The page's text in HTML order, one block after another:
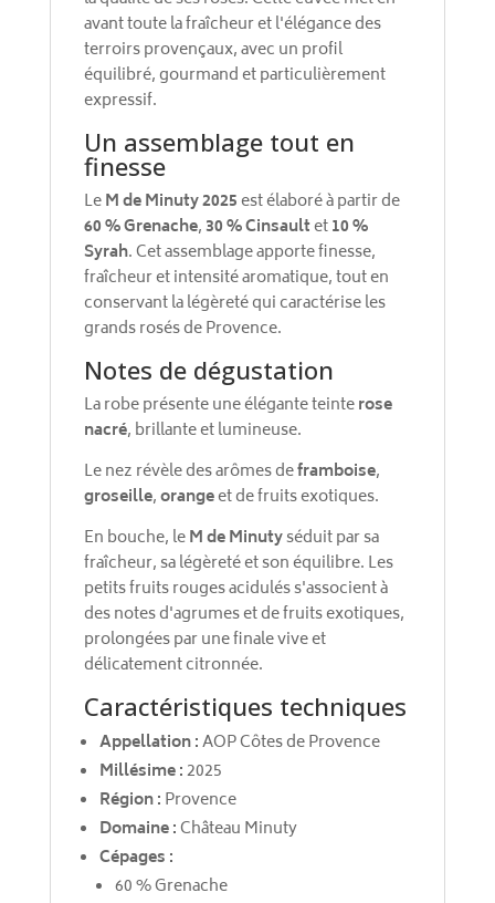
avant toute la fraîcheur et l'élégance des
terroirs provençaux, avec un profil
équilibré, gourmand et particulièrement
expressif.
Un assemblage tout en
finesse
LeM de Minuty 2025est élaboré à partir de
60 % Grenache,30 % Cinsaultet10 %
Syrah. Cet assemblage apporte finesse,
fraîcheur et intensité aromatique, tout en
conservant la légèreté qui caractérise les
grands rosés de Provence.
Notes de dégustation
La robe présente une élégante teinterose
nacré, brillante et lumineuse.
Le nez révèle des arômes deframboise,
groseille,orangeet de fruits exotiques.
En bouche, leM de Minutyséduit par sa
fraîcheur, sa légèreté et son équilibre. Les
petits fruits rouges acidulés s'associent à
des notes d'agrumes et de fruits exotiques,
prolongées par une finale vive et
délicatement citronnée.
Caractéristiques techniques
Appellation :AOP Côtes de Provence
Millésime :2025
Région : Provence
Domaine :Château Minuty
Cépages :
60 % Grenache